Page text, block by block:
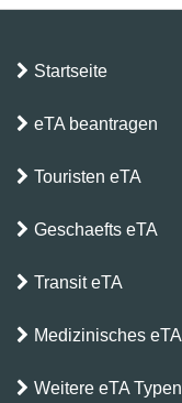
Startseite
eTA beantragen
Touristen eTA
Geschaefts eTA
Transit eTA
Medizinisches eTA
Weitere eTA Typen